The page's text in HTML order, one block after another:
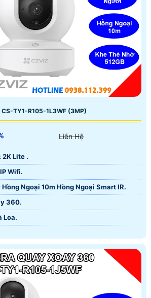
TY1-R105-1L3WF (3MP)
Liên Hệ
2K Lite .
IP Wifi.
🔦 Xem Được Ban Đêm : Hồng Ngoại 10m Hồng Ngoại Smart IR.
360.
Loa.